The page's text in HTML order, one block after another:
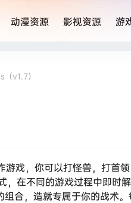
动漫资源 影视资源 游
v1.7）
戏，你可以打怪兽，打首
在不同的游戏过程中即时
合，造就专属于你的战术